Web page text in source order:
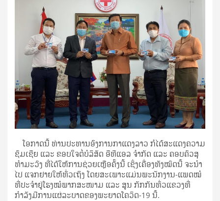
ໂອກາດນີ້ ທ່ານປະທານອົງການກາແດງລາວ ກໍໄດ້ສະແດງຄວາມ
ຊົມເຊີຍ ແລະ ຂອບໃຈຕໍ່ບໍລິສັດ ອີທີແອລ ຈຳກັດ ແລະ ຄອບຄົວສຸ
ທຳມະວົງ ທີ່ໄດ້ໃຫ້ການຊ່ວຍເຫຼືອຄັ້ງນີ້ ເຊິ່ງເຄື່ອງທັງໝົດນີ້ ຈະນຳ
ໄປ ແຈກຢາຍໃຫ້ທົ່ວເຖິງ ໂດຍສະເພາະແມ່ນພະນັກງານ-ແພດໝໍ
ທີ່ປະຈຳຢູ່ໂຮງໝໍພາກສະໜາມ ແລະ ສູນ ກັກກັນທົ່ວແຂວງທີ່
ກຳລັງມີການແຜ່ລະບາດຂອງພະຍາດໂຄວິດ-19 ນີ້.